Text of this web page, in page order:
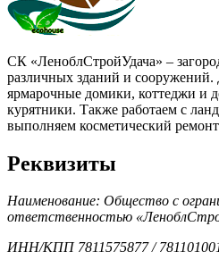
СК «ЛеноблСтройУдача» –
различных зданий и
ярмарочные домики, коттеджи и
курятники. Также работаем с
выполняем косметический
Реквизиты
Наименование: Общество с
ответственностью
ИНН/КПП 7811575877 /